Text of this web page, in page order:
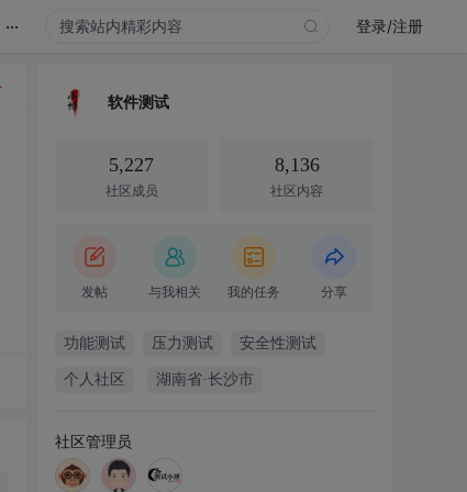
... 登录/注册
软件测试
5,227
社区成员
8,136
社区内容
发帖 与我相关 我的任务 分享
功能测试 压力测试 安全性测试
个人社区 湖南省·长沙市
社区管理员